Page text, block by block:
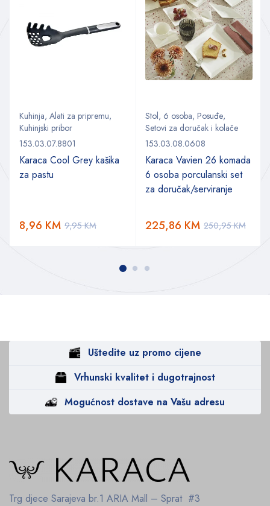
Kuhinja, Alati za pripremu,
Kuhinjski pribor
153.03.07.8801
Karaca Cool Grey kašika
za pastu
9,95KM
8,96 KM
Stol, 6 osoba, Posuđe,
Setovi za doručak i kolače
153.03.08.0608
Karaca Vavien 26 komada
6 osoba porculanski set
za doručak/serviranje
250,95KM
225,86 KM
Uštedite uz promo cijene
Vrhunski kvalitet i dugotrajnost
Mogućnost dostave na Vašu adresu
Trg djece Sarajeva br.1 ARIA Mall – Sprat #3